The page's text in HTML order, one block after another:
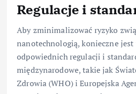
Regulacje i
Aby zminimalizować ryzyko
nanotechnologią, konieczne
odpowiednich regulacji i
międzynarodowe, takie jak
Zdrowia (WHO) i Europejska